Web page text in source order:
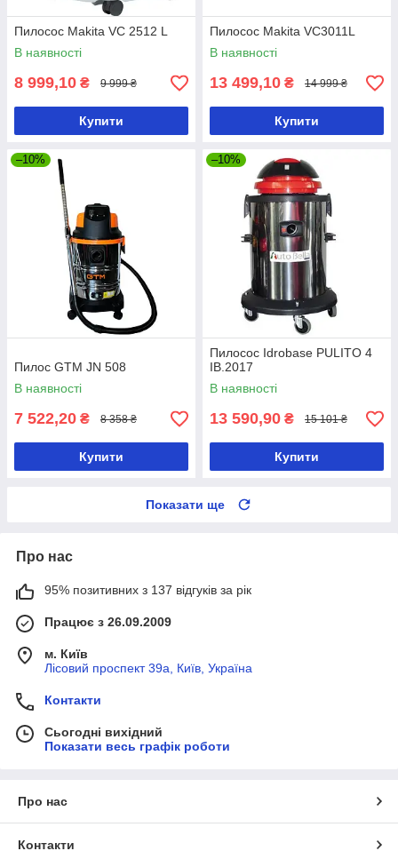
Пилосос Makita VC 2512 L
В наявності
8 999,10 ₴ 9 999 ₴
Купити
Пилосос Makita VC3011L
В наявності
13 499,10 ₴ 14 999 ₴
Купити
–10%
Пилос GTM JN 508
В наявності
7 522,20 ₴ 8 358 ₴
Купити
–10%
Пилосос Idrobase PULITO 4
IB.2017
В наявності
13 590,90 ₴ 15 101 ₴
Купити
Показати ще
Про нас
95% позитивних з 137 відгуків за рік
Працює з 26.09.2009
м. Київ
Лісовий проспект 39а, Київ, Україна
Контакти
Сьогодні вихідний
Показати весь графік роботи
Про нас
Контакти